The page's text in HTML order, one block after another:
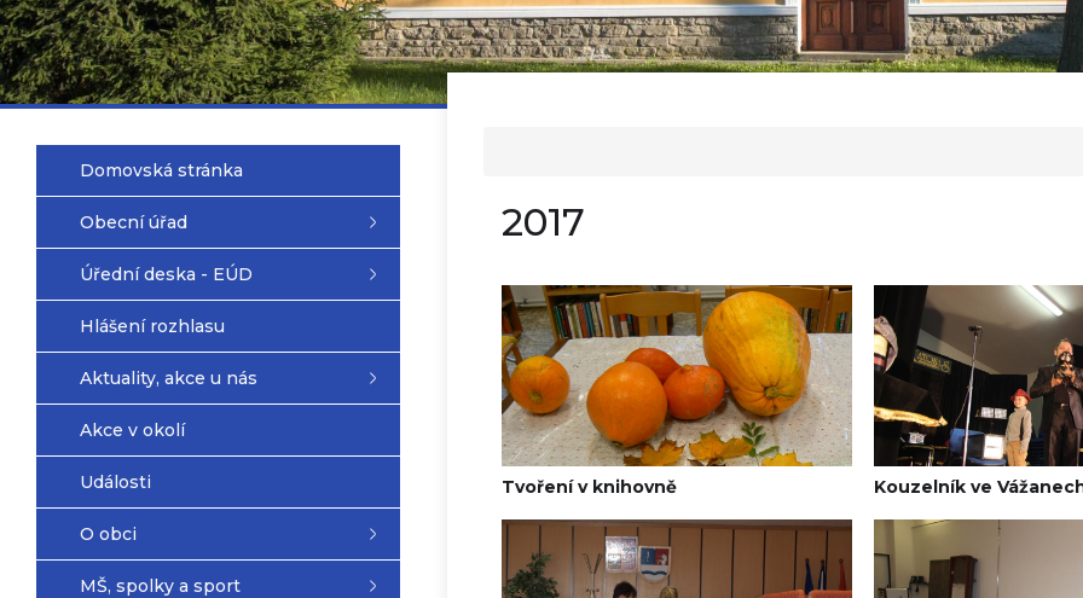
Domovská stránka
Obecní úřad
Úřední deska - EÚD
Hlášení rozhlasu
Aktuality, akce u nás
Akce v okolí
Události
O obci
MŠ, spolky a sport
2017
Tvoření v knihovně Kouzelník ve